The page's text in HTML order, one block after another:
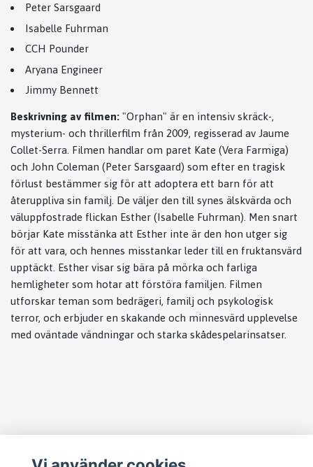
Peter Sarsgaard
Isabelle Fuhrman
CCH Pounder
Aryana Engineer
Jimmy Bennett
Beskrivning av filmen: "Orphan" är en intensiv skräck-,
mysterium- och thrillerfilm från 2009, regisserad av Jaume
Collet-Serra. Filmen handlar om paret Kate (Vera Farmiga)
och John Coleman (Peter Sarsgaard) som efter en tragisk
förlust bestämmer sig för att adoptera ett barn för att
återuppliva sin familj. De väljer den till synes älskvärda och
väluppfostrade flickan Esther (Isabelle Fuhrman). Men snart
börjar Kate misstänka att Esther inte är den hon utger sig
för att vara, och hennes misstankar leder till en fruktansvärd
upptäckt. Esther visar sig bära på mörka och farliga
hemligheter som hotar att förstöra familjen. Filmen
utforskar teman som bedrägeri, familj och psykologisk
terror, och erbjuder en skakande och minnesvärd upplevelse
med oväntade vändningar och starka skådespelarinsatser.
Läs mer